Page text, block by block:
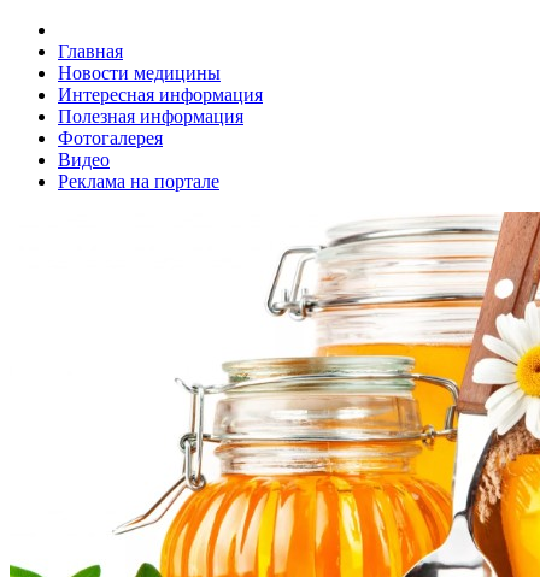
Главная
Новости медицины
Интересная информация
Полезная информация
Фотогалерея
Видео
Реклама на портале